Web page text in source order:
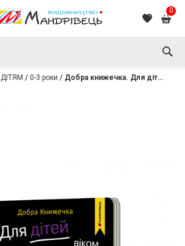
0
ДІТЯМ 0-3 роки Добра книжечка. Для дітей віком 6-12 місяців. Ферма